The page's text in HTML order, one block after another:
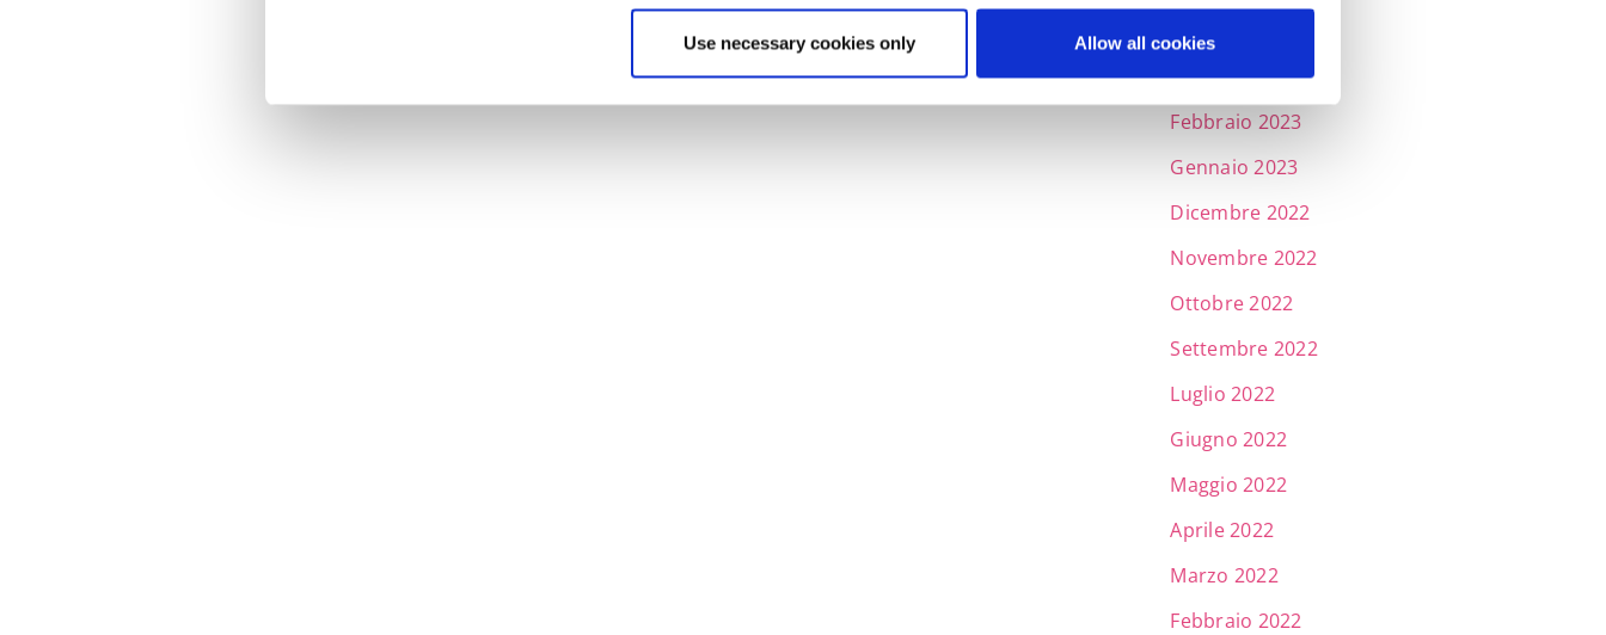
Use necessary cookies only Allow all cookiesAprile 2023
Marzo 2023
Febbraio 2023
Gennaio 2023
Dicembre 2022
Novembre 2022
Ottobre 2022
Settembre 2022
Luglio 2022
Giugno 2022
Maggio 2022
Aprile 2022
Marzo 2022
Febbraio 2022